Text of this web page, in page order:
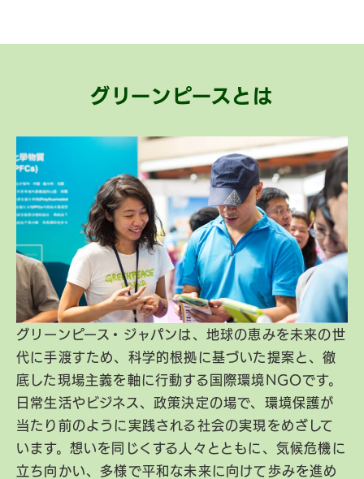
グリーンピースとは
グリーンピース・ジャパンは、地球の恵みを未来の世
代に手渡すため、科学的根拠に基づいた提案と、徹
底した現場主義を軸に行動する国際環境NGOです。
日常生活やビジネス、政策決定の場で、環境保護が
当たり前のように実践される社会の実現をめざして
います。想いを同じくする人々とともに、気候危機に
立ち向かい、多様で平和な未来に向けて歩みを進め